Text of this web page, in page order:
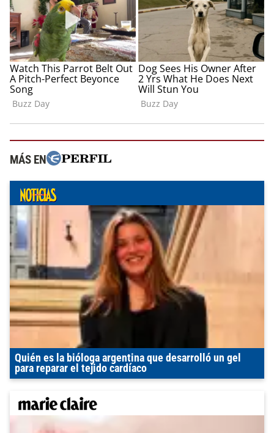
MÁS EN
Quién es la bióloga argentina que desarrolló un gel
para reparar el tejido cardíaco